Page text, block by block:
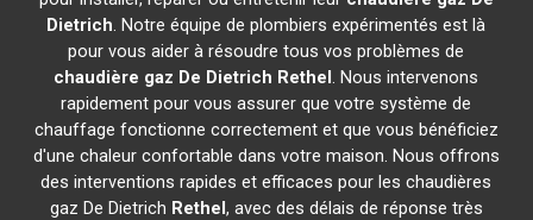
Dietrich. Notre équipe de plombiers expérimentés est là
pour vous aider à résoudre tous vos problèmes de
chaudière gaz De Dietrich Rethel. Nous intervenons
rapidement pour vous assurer que votre système de
chauffage fonctionne correctement et que vous bénéficiez
d'une chaleur confortable dans votre maison. Nous offrons
des interventions rapides et efficaces pour les chaudières
gaz De Dietrich Rethel, avec des délais de réponse très